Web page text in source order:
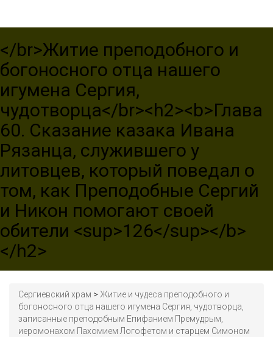
</br>Житие преподобного и
богоносного отца нашего
игумена Сергия,
чудотворца</br><h2><b>Глава
60. Сказание казака Ивана
Рязанца, служившего у
литовцев, который поведал о
том, как Преподобные Сергий
и Никон помогают своей
обители <sup>126</sup></b>
</h2>
Сергиевский храм > Житие и чудеса преподобного и
богоносного отца нашего игумена Сергия, чудотворца,
записанные преподобным Епифанием Премудрым,
иеромонахом Пахомием Логофетом и старцем Симоном